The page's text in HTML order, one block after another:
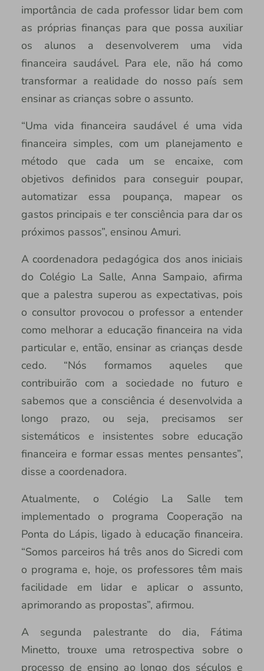
importância de cada professor lidar bem com
as próprias finanças para que possa auxiliar
os alunos a desenvolverem uma vida
financeira saudável. Para ele, não há como
transformar a realidade do nosso país sem
ensinar as crianças sobre o assunto.
“Uma vida financeira saudável é uma vida
financeira simples, com um planejamento e
método que cada um se encaixe, com
objetivos definidos para conseguir poupar,
automatizar essa poupança, mapear os
gastos principais e ter consciência para dar os
próximos passos”, ensinou Amuri.
A coordenadora pedagógica dos anos iniciais
do Colégio La Salle, Anna Sampaio, afirma
que a palestra superou as expectativas, pois
o consultor provocou o professor a entender
como melhorar a educação financeira na vida
particular e, então, ensinar as crianças desde
cedo. “Nós formamos aqueles que
contribuirão com a sociedade no futuro e
sabemos que a consciência é desenvolvida a
longo prazo, ou seja, precisamos ser
sistemáticos e insistentes sobre educação
financeira e formar essas mentes pensantes”,
disse a coordenadora.
Atualmente, o Colégio La Salle tem
implementado o programa Cooperação na
Ponta do Lápis, ligado à educação financeira.
“Somos parceiros há três anos do Sicredi com
o programa e, hoje, os professores têm mais
facilidade em lidar e aplicar o assunto,
aprimorando as propostas”, afirmou.
A segunda palestrante do dia, Fátima
Minetto, trouxe uma retrospectiva sobre o
processo de ensino ao longo dos séculos e